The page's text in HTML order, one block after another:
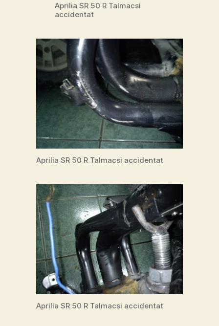
Aprilia SR 50 R Talmacsi
accidentat
Aprilia SR 50 R Talmacsi accidentat
Aprilia SR 50 R Talmacsi accidentat